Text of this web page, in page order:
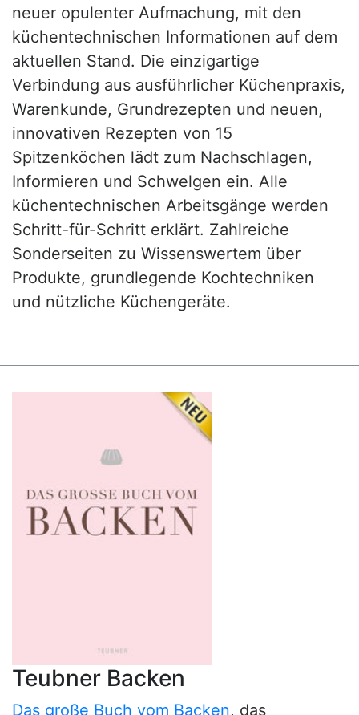
neuer opulenter Aufmachung, mit den
küchentechnischen Informationen auf dem
aktuellen Stand. Die einzigartige
Verbindung aus ausführlicher Küchenpraxis,
Warenkunde, Grundrezepten und neuen,
innovativen Rezepten von 15
Spitzenköchen lädt zum Nachschlagen,
Informieren und Schwelgen ein. Alle
küchentechnischen Arbeitsgänge werden
Schritt-für-Schritt erklärt. Zahlreiche
Sonderseiten zu Wissenswertem über
Produkte, grundlegende Kochtechniken
und nützliche Küchengeräte.
Teubner Backen
Das große Buch vom Backen, das